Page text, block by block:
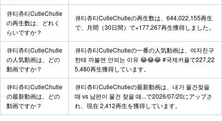
큐티츄티CutieChutie
の再生数は、どれく
らいですか？
큐티츄티CutieChutieの再生数は、644,022,155再生
で、月間（30日間）で+177,267再生獲得しました。
큐티츄티CutieChutie
の人気動画は、どの
動画ですか？
큐티츄티CutieChutieの一番の人気動画は、 여자친구
한테 까불면 안되는 이유 😂😂😂 #국제커플で227,22
5,480再生獲得しています。
큐티츄티CutieChutie
の最新動画は、どの
動画ですか？
큐티츄티CutieChutieの最新動画は、 내가 물건찾을
때 vs 남편이 물건 찾을 때...で2026/07/20にアップさ
れ、現在 2,412再生を獲得しています。